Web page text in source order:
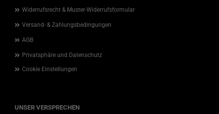
Widerrufsrecht & Muster-Widerrufsformular
Versand- & Zahlungsbedingungen
AGB
Privatsphäre und Datenschutz
Cookie Einstellungen
UNSER VERSPRECHEN